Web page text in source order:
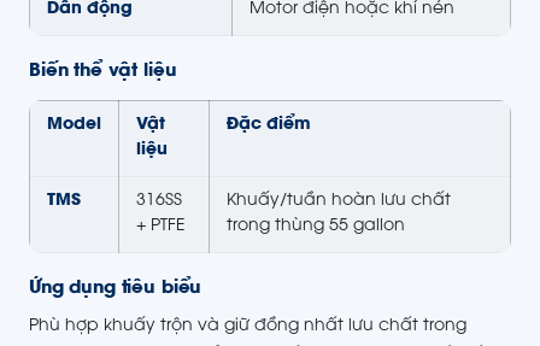
Dẫn động Motor điện hoặc khí nén
Biến thể vật liệu
Model
Vật
liệu
Đặc điểm
TMS
316SS
+ PTFE
Khuấy/tuần hoàn lưu chất
trong thùng 55 gallon
Ứng dụng tiêu biểu
Phù hợp khuấy trộn và giữ đồng nhất lưu chất trong